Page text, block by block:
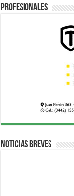
Profesionales
Noticias breves